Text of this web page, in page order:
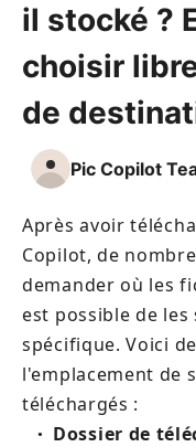
il stocké ?
choisir
de
Pic Copilot
Après avoir
Copilot, de
demander où les
est possible de
spécifique. Voici
l'emplacement de
téléchargés :
●
Dossier de